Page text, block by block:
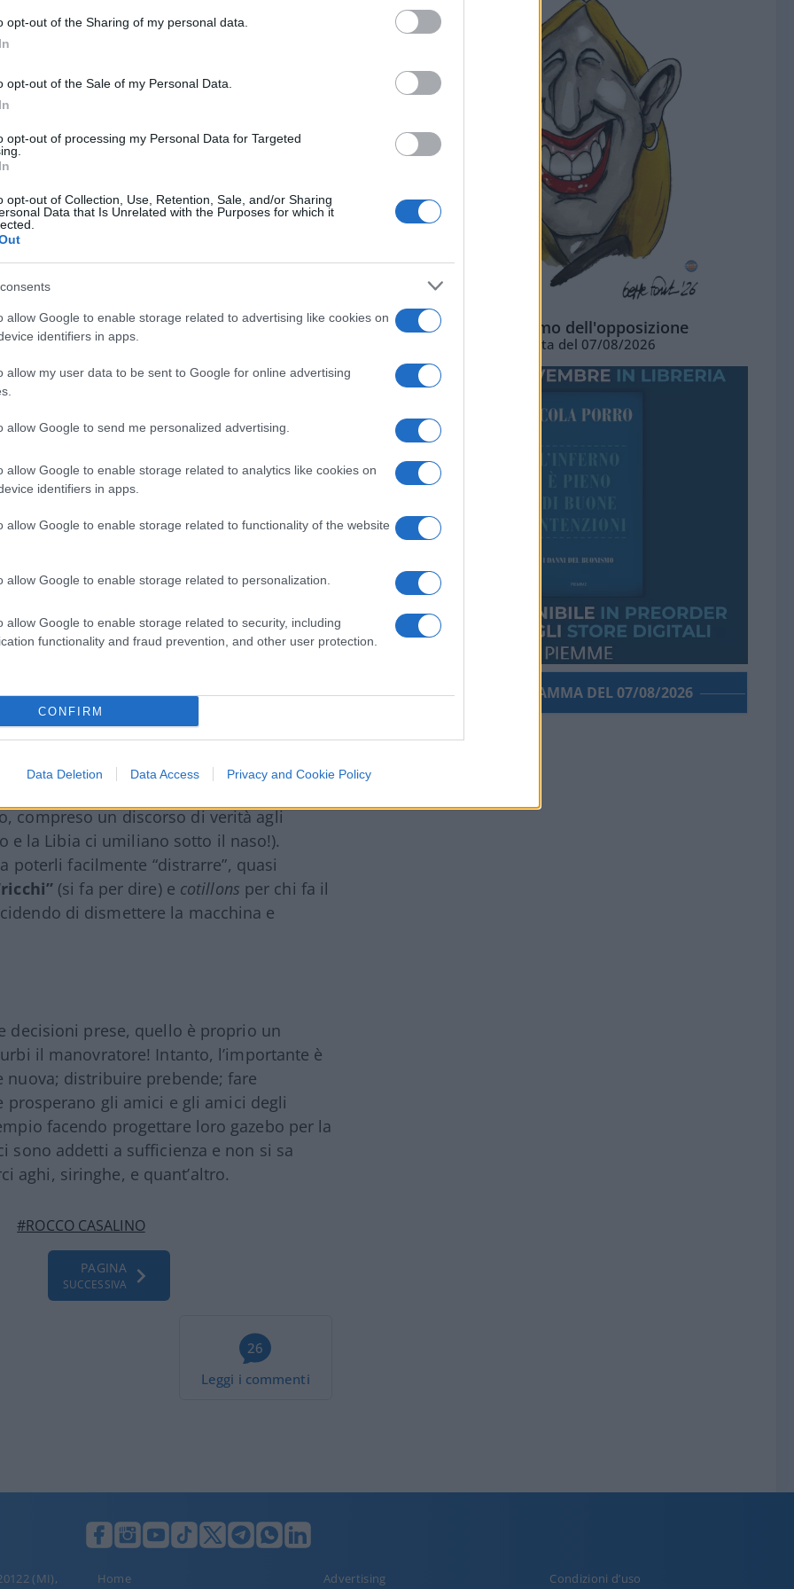
opt-out of the Sharing of my personal data.
opt-out of the Sale of my Personal Data.
opt-out of processing my Personal Data for Targeted
opt-out of Collection, Use, Retention, Sale, and/or Sharing
Data that Is Unrelated with the Purposes for which it
allow Google to enable storage related to advertising like cookies on
identifiers in apps.
allow my user data to be sent to Google for online advertising
allow Google to send me personalized advertising.
allow Google to enable storage related to analytics like cookies on
identifiers in apps.
allow Google to enable storage related to functionality of the website
allow Google to enable storage related to personalization.
allow Google to enable storage related to security, including
functionality and fraud prevention, and other user protection.
CONFIRM
Data Deletion Data Access Privacy and Cookie Policy
gli altri tonti e se stessi dritti non solo
pronunciata in questa fase storica e con
, che non sa come affrontare problemi
vive alla giornata. Sperando che lo
loro, grazie alla comunicazione e alla
della patria pur senza aver mosso un
solo pasticci. Tanto gli italiani,
, che tutti ci copierebbero, sconfessato
i
tasche sempre più leggere; oppure i
un po’ di storia!) che ci porteranno
più di quanto, grazie a loro che
siamo E gli esempi potrebbero
le cose girano male,la colpa è degli
sono stati adeguatamente “resilienti”, che
nel pensare di saperla più
a trattarli come bambini: a
case o via Facebook senza preavviso e
una retorica mielosa fatta di promesse e
continuamente e fino all’ultimo le carte
le proprie attività e le proprie
compreso un discorso di verità agli
e la Libia ci umiliano sotto il naso!).
poterli facilmente “distrarre”, quasi
(si fa per dire) e cotillons per chi fa il
di dismettere la macchina e
decisioni prese, quello è proprio un
il manovratore! Intanto, l’importante è
distribuire prebende; fare
prosperano gli amici e gli amici degli
facendo progettare loro gazebo per la
sono addetti a sufficienza e non si sa
aghi, siringhe, e quant’altro.
#ROCCO CASALINO
PAGINA
SUCCESSIVA
26
Leggi i commenti
L'ottimismo dell'opposizione
Vignetta del 07/08/2026
PORROGRAMMA DEL 07/08/2026
(MI),
Home Advertising
Condizioni d’uso